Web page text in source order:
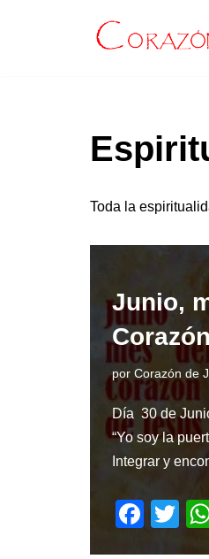
Toda la
Junio,
por Corazón de
Día 30 de
“Yo soy la
Integrar y
F
T